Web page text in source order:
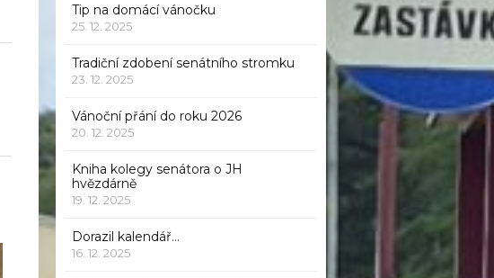
Tip na domácí vánočku
25. 12. 2025
Tradiční zdobení senátního stromku
23. 12. 2025
Vánoční přání do roku 2026
20. 12. 2025
Kniha kolegy senátora o JH
hvězdárně
19. 12. 2025
Dorazil kalendář…
16. 12. 2025